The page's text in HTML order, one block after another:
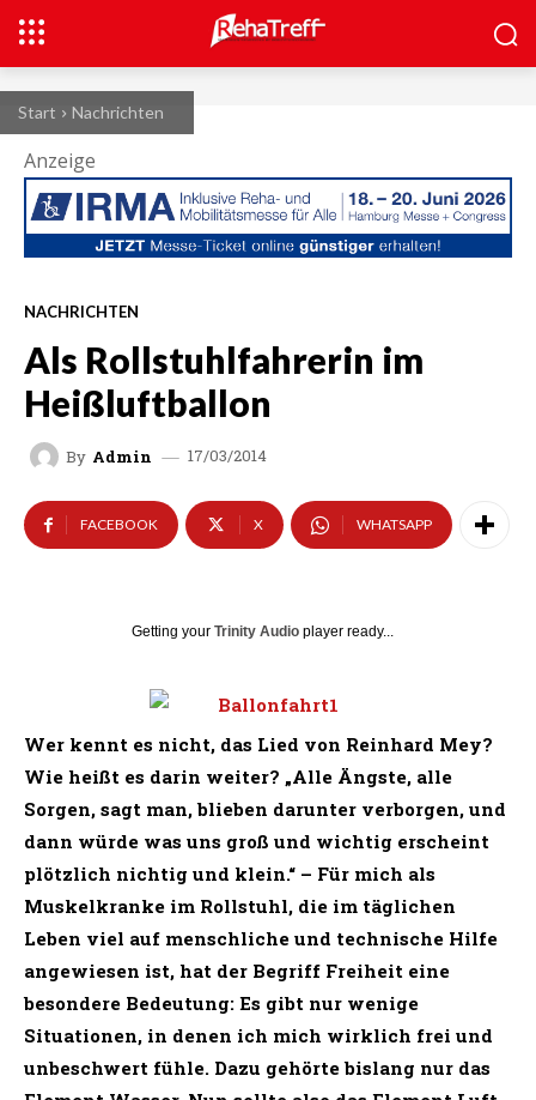
Start Nachrichten
Anzeige
NACHRICHTEN
Als Rollstuhlfahrerin im
Heißluftballon
By Admin 17/03/2014
FACEBOOK X WHATSAPP
Getting your Trinity Audio player ready...
Wer kennt es nicht, das Lied von Reinhard Mey?
Wie heißt es darin weiter? „Alle Ängste, alle
Sorgen, sagt man, blieben darunter verborgen, und
dann würde was uns groß und wichtig erscheint
plötzlich nichtig und klein.“ – Für mich als
Muskelkranke im Rollstuhl, die im täglichen
Leben viel auf menschliche und technische Hilfe
angewiesen ist, hat der Begriff Freiheit eine
besondere Bedeutung: Es gibt nur wenige
Situationen, in denen ich mich wirklich frei und
unbeschwert fühle. Dazu gehörte bislang nur das